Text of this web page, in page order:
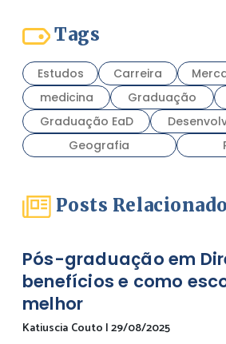
Tags
Estudos Carreira
medicina
Graduação
Graduação EaD
Geografia
Posts
Pós-graduação em
benefícios e como
melhor
Katiuscia Couto |29/08/2025